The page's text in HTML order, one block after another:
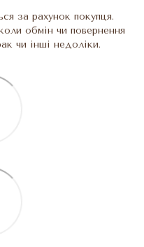
за рахунок покупця.
обмін чи повернення
чи інші недоліки.